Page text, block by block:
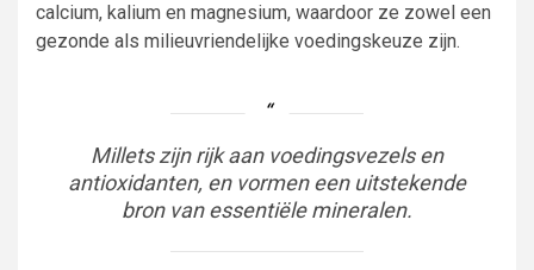
calcium, kalium en magnesium, waardoor ze zowel een
gezonde als milieuvriendelijke voedingskeuze zijn.
Millets zijn rijk aan voedingsvezels en
antioxidanten, en vormen een uitstekende
bron van essentiële mineralen.